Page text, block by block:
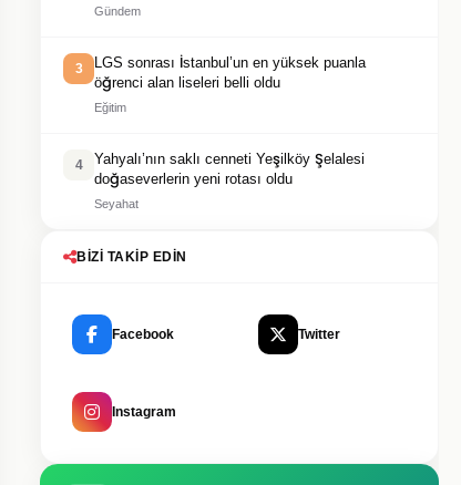
Gündem
3
LGS sonrası İstanbul’un en yüksek puanla
öğrenci alan liseleri belli oldu
Eğitim
4
Yahyalı’nın saklı cenneti Yeşilköy Şelalesi
doğaseverlerin yeni rotası oldu
Seyahat
BIZI TAKIP EDIN
Facebook Twitter
Instagram